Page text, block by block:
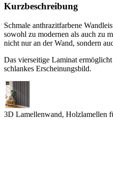
Kurzbeschreibung
Schmale anthrazitfarbene
sowohl zu modernen als auch zu
nicht nur an der Wand, sondern
Das vierseitige Laminat
schlankes Erscheinungsbild.
3D Lamellenwand, Holzlamellen